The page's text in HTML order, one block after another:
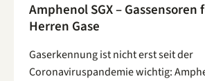
Amphenol SGX – Gassensoren
Herren Gase
Gaserkennung ist nicht erst seit der
Coronaviruspandemie wichtig: